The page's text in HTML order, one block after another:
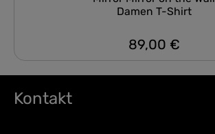
Damen T-Shirt
Regulärer Preis:
89,00 €
Kontakt